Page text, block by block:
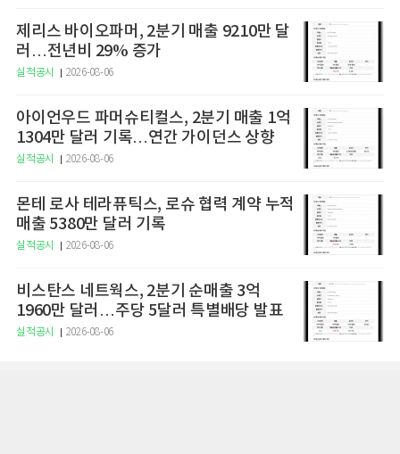
제리스 바이오파머, 2분기 매출 9210만 달
러…전년비 29% 증가
실적공시 2026-08-06
아이언우드 파머슈티컬스, 2분기 매출 1억
1304만 달러 기록…연간 가이던스 상향
실적공시 2026-08-06
몬테 로사 테라퓨틱스, 로슈 협력 계약 누적
매출 5380만 달러 기록
실적공시 2026-08-06
비스탄스 네트웍스, 2분기 순매출 3억
1960만 달러…주당 5달러 특별배당 발표
실적공시 2026-08-06